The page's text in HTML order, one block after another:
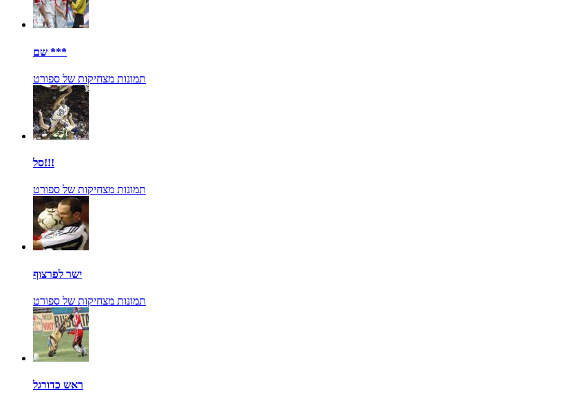
שם ***
תמונות מצחיקות של ספורט
סל!!!
תמונות מצחיקות של ספורט
ישר לפרצוף
תמונות מצחיקות של ספורט
ראש כדורגל